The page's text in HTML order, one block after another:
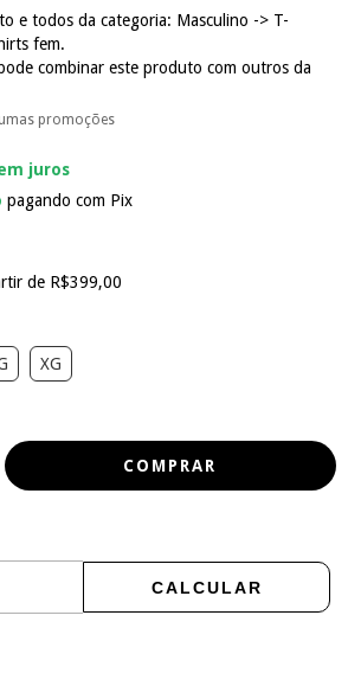
e todos da categoria: Masculino -> T-
fem.
combinar este produto com outros da
promoções
juros
pagando com Pix
de R$399,00
XG
CALCULAR